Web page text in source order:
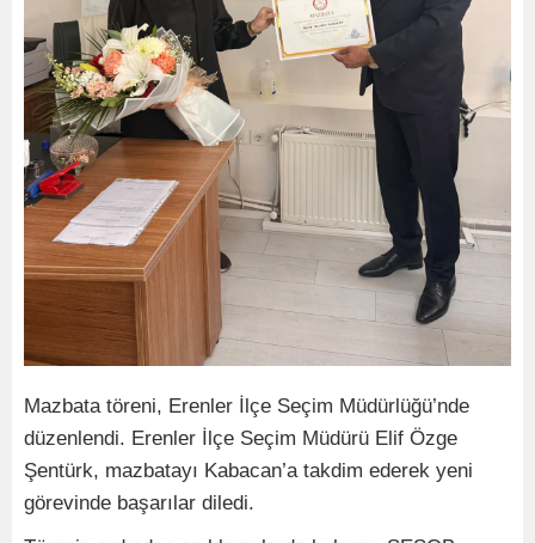
Mazbata töreni, Erenler İlçe Seçim Müdürlüğü’nde
düzenlendi. Erenler İlçe Seçim Müdürü Elif Özge
Şentürk, mazbatayı Kabacan’a takdim ederek yeni
görevinde başarılar diledi.